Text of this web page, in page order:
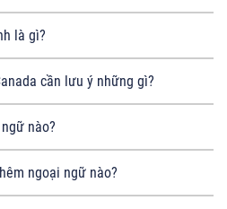
là gì?
cần lưu ý những gì?
nào?
ngoại ngữ nào?